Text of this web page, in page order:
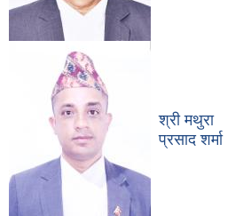
श्री मथुरा
प्रसाद शर्मा